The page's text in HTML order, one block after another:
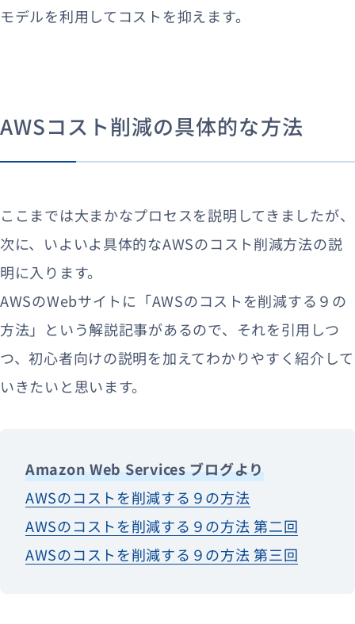
モデルを利用してコストを抑えます。
AWSコスト削減の具体的な方法
ここまでは大まかなプロセスを説明してきましたが、
次に、いよいよ具体的なAWSのコスト削減方法の説
明に入ります。
AWSのWebサイトに「AWSのコストを削減する９の
方法」という解説記事があるので、それを引用しつ
つ、初心者向けの説明を加えてわかりやすく紹介して
いきたいと思います。
Amazon Web Services ブログより
AWSのコストを削減する９の方法
AWSのコストを削減する９の方法 第二回
AWSのコストを削減する９の方法 第三回